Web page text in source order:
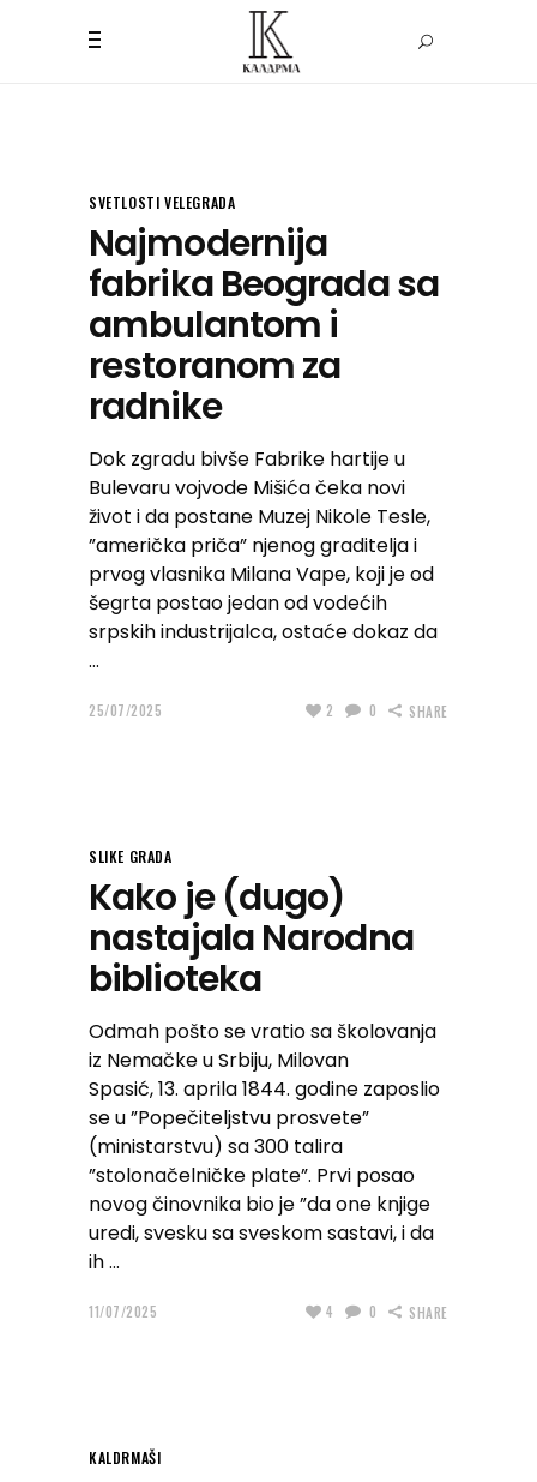
SVETLOSTI VELEGRADA
Najmodernija
fabrika Beograda sa
ambulantom i
restoranom za
radnike
Dok zgradu bivše Fabrike hartije u
Bulevaru vojvode Mišića čeka novi
život i da postane Muzej Nikole Tesle,
”američka priča” njenog graditelja i
prvog vlasnika Milana Vape, koji je od
šegrta postao jedan od vodećih
srpskih industrijalca, ostaće dokaz da
25/07/2025 2 0 SHARE
SLIKE GRADA
Kako je (dugo)
nastajala Narodna
biblioteka
Odmah pošto se vratio sa školovanja
iz Nemačke u Srbiju, Milovan
Spasić, 13. aprila 1844. godine zaposlio
se u ”Popečiteljstvu prosvete”
(ministarstvu) sa 300 talira
”stolonačelničke plate”. Prvi posao
novog činovnika bio je ”da one knjige
uredi, svesku sa sveskom sastavi, i da
ih
11/07/2025 4 0 SHARE
KALDRMAŠI